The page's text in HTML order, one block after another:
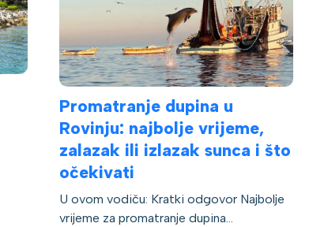
Promatranje dupina u
Rovinju: najbolje vrijeme,
zalazak ili izlazak sunca i što
očekivati
U ovom vodiču: Kratki odgovor Najbolje
vrijeme za promatranje dupina...